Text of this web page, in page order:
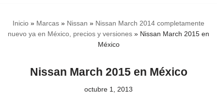
Inicio » Marcas » Nissan » Nissan March 2014 completamente
nuevo ya en México, precios y versiones » Nissan March 2015 en
México
Nissan March 2015 en México
octubre 1, 2013